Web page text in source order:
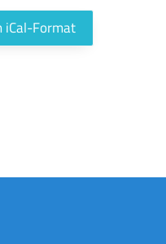
iCal-Format